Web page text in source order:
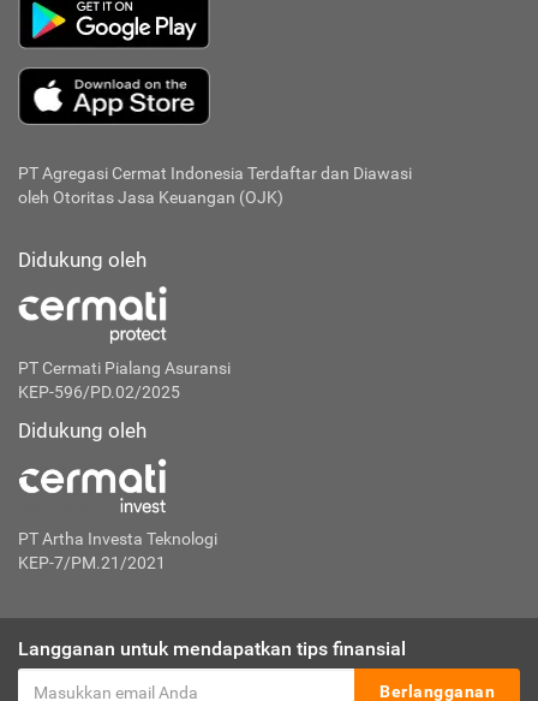
PT Agregasi Cermat Indonesia Terdaftar dan Diawasi
oleh Otoritas Jasa Keuangan (OJK)
Didukung oleh
PT Cermati Pialang Asuransi
KEP-596/PD.02/2025
Didukung oleh
PT Artha Investa Teknologi
KEP-7/PM.21/2021
Langganan untuk mendapatkan tips finansial
Berlangganan